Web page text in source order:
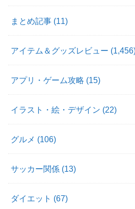
まとめ記事 (11)
アイテム＆グッズレビュー
アプリ・ゲーム攻略 (15)
イラスト・絵・デザイン (22)
グルメ (106)
サッカー関係 (13)
ダイエット (67)